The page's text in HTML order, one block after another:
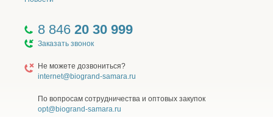
8 846 20 30 999
Заказать звонок
Не можете дозвониться?
internet@biogrand-samara.ru
По вопросам сотрудничества и оптовых закупок
opt@biogrand-samara.ru